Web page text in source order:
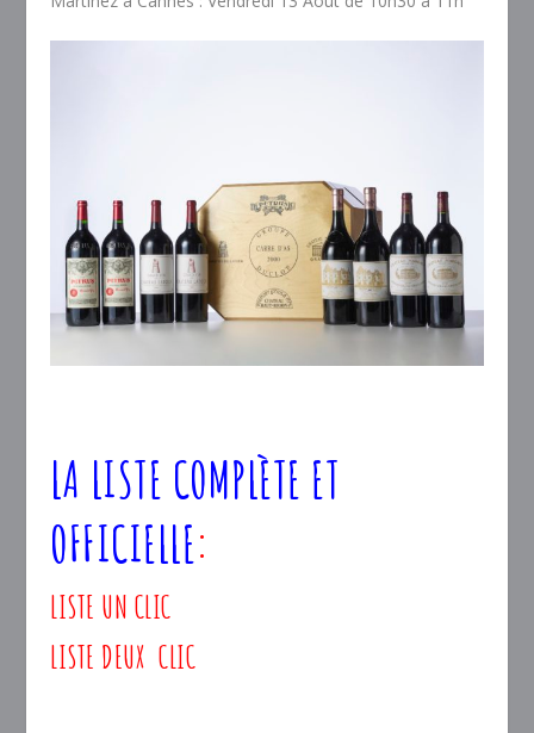
LA LISTE COMPLÈTE ET
OFFICIELLE:
LISTE UN CLIC
LISTE DEUX CLIC